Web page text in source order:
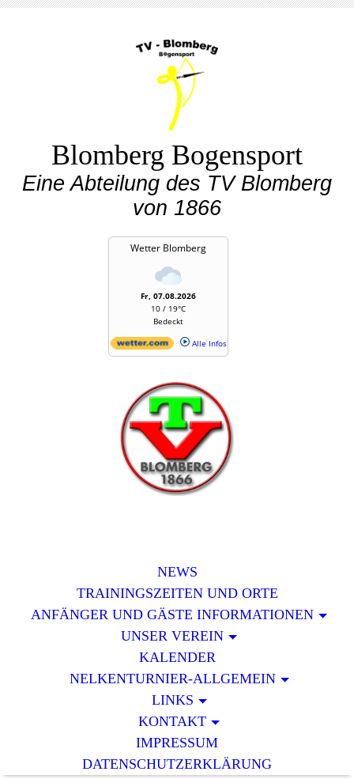
Blomberg Bogensport
Eine Abteilung des TV Blomberg
von 1866
NEWS
TRAININGSZEITEN UND ORTE
ANFÄNGER UND GÄSTE INFORMATIONEN
UNSER VEREIN
KALENDER
NELKENTURNIER-ALLGEMEIN
LINKS
KONTAKT
IMPRESSUM
DATENSCHUTZERKLÄRUNG